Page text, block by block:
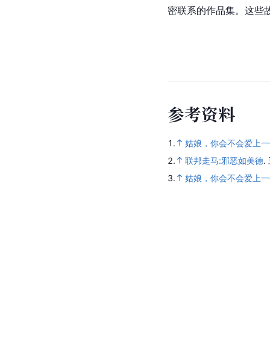
密联系的作品集。这些
参考资料
1.
姑娘，你会不会爱上
2.
联邦走马:邪恶如美德.
3.
姑娘，你会不会爱上